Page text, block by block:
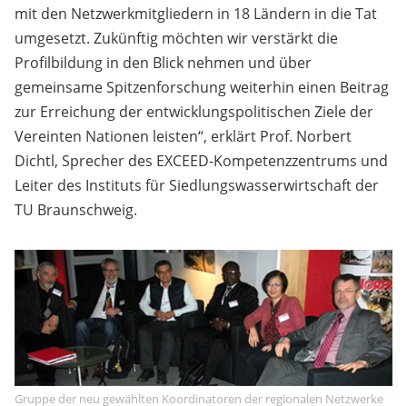
mit den Netzwerkmitgliedern in 18 Ländern in die Tat
umgesetzt. Zukünftig möchten wir verstärkt die
Profilbildung in den Blick nehmen und über
gemeinsame Spitzenforschung weiterhin einen Beitrag
zur Erreichung der entwicklungspolitischen Ziele der
Vereinten Nationen leisten“, erklärt Prof. Norbert
Dichtl, Sprecher des EXCEED-Kompetenzzentrums und
Leiter des Instituts für Siedlungswasserwirtschaft der
TU Braunschweig.
Gruppe der neu gewählten Koordinatoren der regionalen Netzwerke